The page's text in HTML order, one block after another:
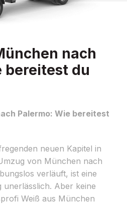
nach
bereitest du
Palermo: Wie bereitest
neuen Kapitel in
von München nach
verläuft, ist eine
Aber keine
Weiß aus München